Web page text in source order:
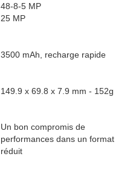
48-8-5 MP
25 MP
3500 mAh, recharge rapide
149.9 x 69.8 x 7.9 mm - 152g
Un bon compromis de
performances dans un format
réduit